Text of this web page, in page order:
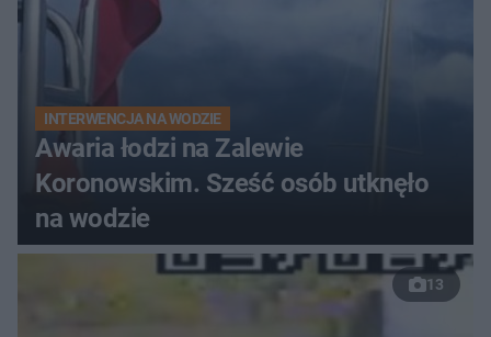
INTERWENCJA NA WODZIE
Awaria łodzi na Zalewie
Koronowskim. Sześć osób utknęło
na wodzie
13